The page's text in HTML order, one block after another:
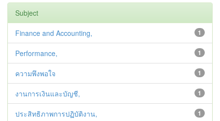
Subject
1
Finance and Accounting,
1
Performance,
1
ความพึงพอใจ
1
งานการเงินและบัญชี,
1
ประสิทธิภาพการปฏิบัติงาน,